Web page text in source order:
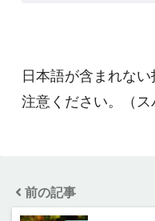
日本語が含まれな
注意ください。（ス
前の記事